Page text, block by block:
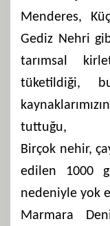
Menderes,
Gediz Nehri
tarımsal
tüketildiği,
tuttuğu,
Birçok nehir,
edilen 1000
nedeniyle yok
Marmara